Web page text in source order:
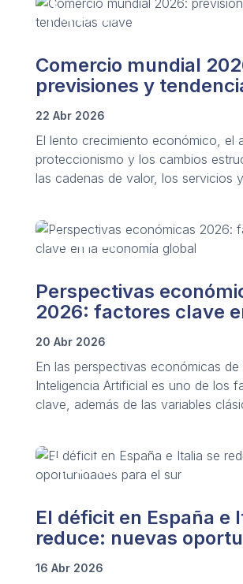
Comercio mundial
previsiones y
22 Abr 2026
El lento crecimiento económico, el
proteccionismo y los cambios
las cadenas de valor, los servicios
mundial.
Perspectivas
2026: factores clave
economía global
20 Abr 2026
En las perspectivas económicas de
Inteligencia Artificial es uno de los
clave, además de las variables
globales.
El déficit en España e
reduce: nuevas
para el sur
16 Abr 2026